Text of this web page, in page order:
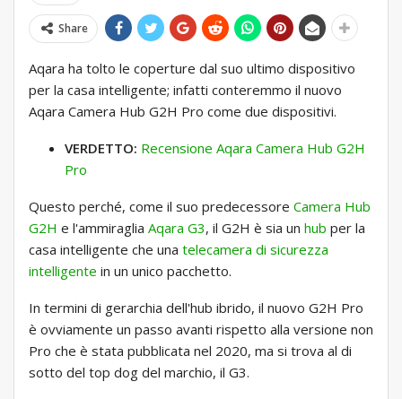
Share
Aqara ha tolto le coperture dal suo ultimo dispositivo
per la casa intelligente; infatti conteremmo il nuovo
Aqara Camera Hub G2H Pro come due dispositivi.
VERDETTO: Recensione Aqara Camera Hub G2H
Pro
Questo perché, come il suo predecessore Camera Hub
G2H e l'ammiraglia Aqara G3, il G2H è sia un hub per la
casa intelligente che una telecamera di sicurezza
intelligente in un unico pacchetto.
In termini di gerarchia dell'hub ibrido, il nuovo G2H Pro
è ovviamente un passo avanti rispetto alla versione non
Pro che è stata pubblicata nel 2020, ma si trova al di
sotto del top dog del marchio, il G3.